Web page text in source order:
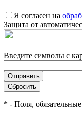
Я согласен на
Защита от
Введите символы с
* - Поля,